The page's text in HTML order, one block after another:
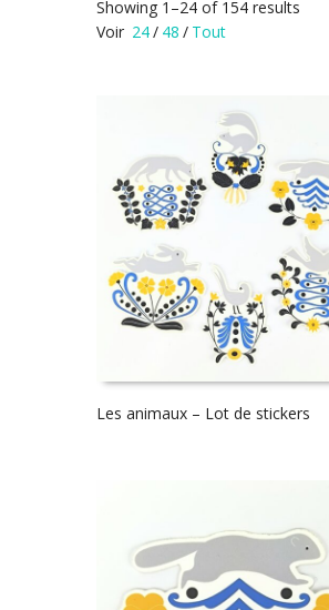
Showing 1–24 of 154 results
Voir 24/ 48 / Tout
Les animaux – Lot de stickers